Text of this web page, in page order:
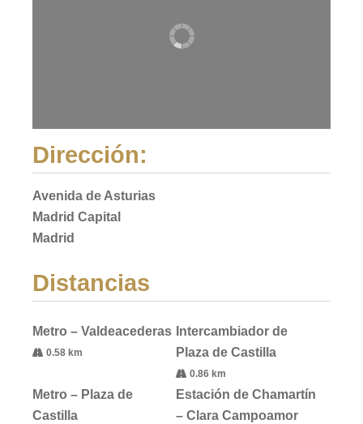
Dirección:
Avenida de Asturias
Madrid Capital
Madrid
Distancias
Metro – Valdeacederas
0.58 km
Intercambiador de
Plaza de Castilla
0.86 km
Metro – Plaza de
Castilla
Estación de Chamartín
– Clara Campoamor